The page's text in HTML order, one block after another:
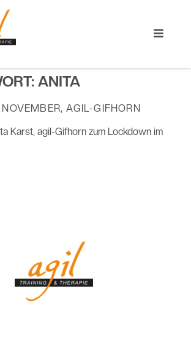
ANITA
AGIL-GIFHORN
Karst, agil-Gifhorn zum Lockdown im